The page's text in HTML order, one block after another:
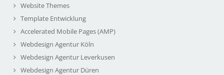
Website Themes
Template Entwicklung
Accelerated Mobile Pages (AMP)
Webdesign Agentur Köln
Webdesign Agentur Leverkusen
Webdesign Agentur Düren